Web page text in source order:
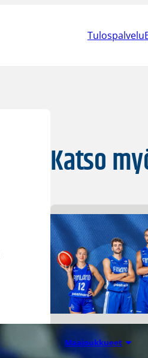
Tulospalvelu
Katso
Maajoukkueet